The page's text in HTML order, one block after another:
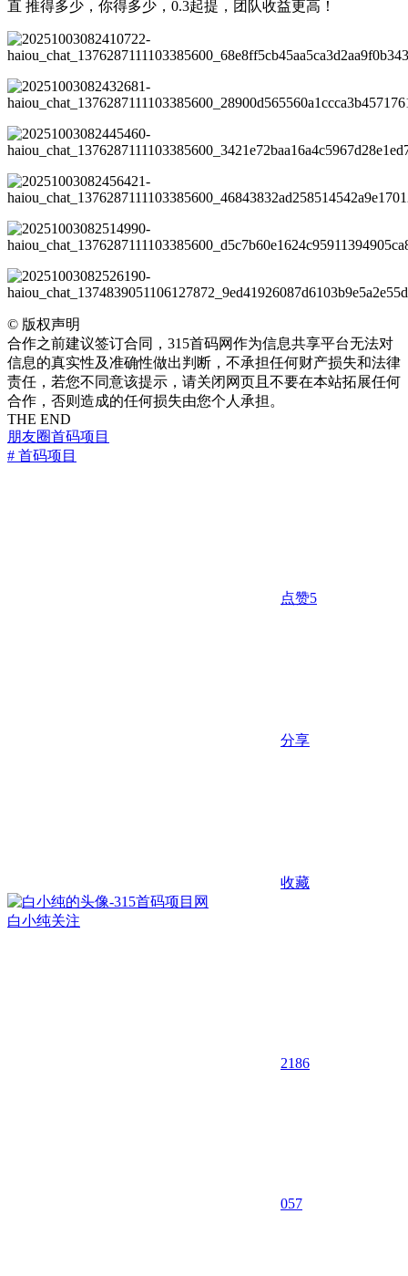
直 推得多少，你得多少，0.3起提，团队收益更高！
© 版权声明
合作之前建议签订合同，315首码网作为信息共享平台无法对
信息的真实性及准确性做出判断，不承担任何财产损失和法律
责任，若您不同意该提示，请关闭网页且不要在本站拓展任何
合作，否则造成的任何损失由您个人承担。
THE END
朋友圈首码项目
# 首码项目
点赞5
分享
收藏
白小纯关注
2186
057